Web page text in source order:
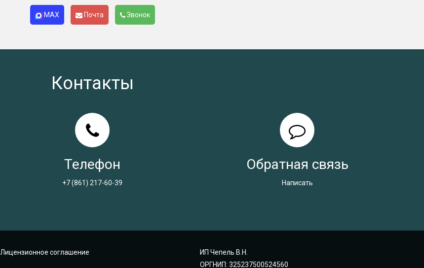
MAX Почта Звонок
Контакты
Телефон
+7 (861) 217-60-39
Обратная связь
Написать
Лицензионное соглашение
ИП Чепель В.Н.
ОРГНИП: 325237500524560